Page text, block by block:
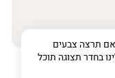
תרצה צבעים
בחדר תצוגה תוכל